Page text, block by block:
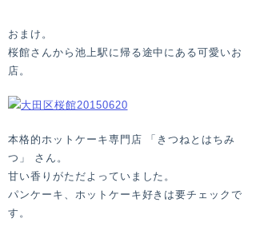
おまけ。
桜館さんから池上駅に帰る途中にある可愛いお
店。
本格的ホットケーキ専門店 「きつねとはちみ
つ」 さん。
甘い香りがただよっていました。
パンケーキ、ホットケーキ好きは要チェックで
す。